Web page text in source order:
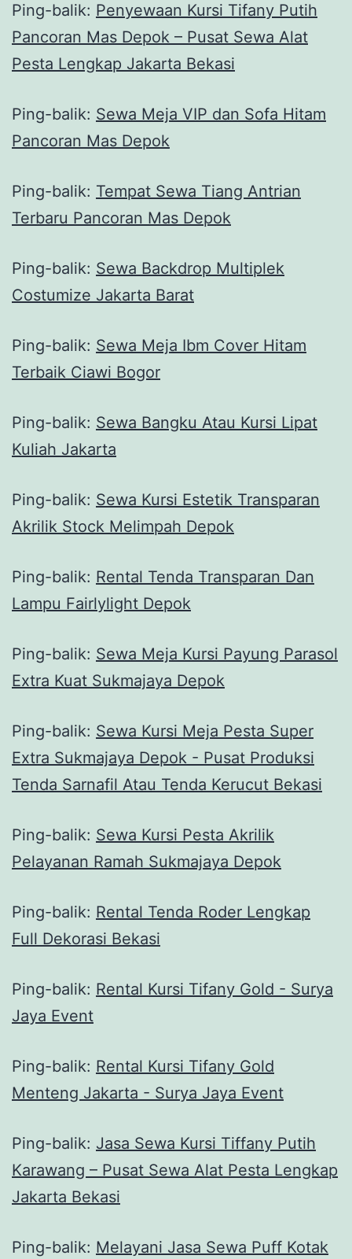
Ping-balik: Penyewaan Kursi Tifany Putih
Pancoran Mas Depok – Pusat Sewa Alat
Pesta Lengkap Jakarta Bekasi
Ping-balik: Sewa Meja VIP dan Sofa Hitam
Pancoran Mas Depok
Ping-balik: Tempat Sewa Tiang Antrian
Terbaru Pancoran Mas Depok
Ping-balik: Sewa Backdrop Multiplek
Costumize Jakarta Barat
Ping-balik: Sewa Meja Ibm Cover Hitam
Terbaik Ciawi Bogor
Ping-balik: Sewa Bangku Atau Kursi Lipat
Kuliah Jakarta
Ping-balik: Sewa Kursi Estetik Transparan
Akrilik Stock Melimpah Depok
Ping-balik: Rental Tenda Transparan Dan
Lampu Fairlylight Depok
Ping-balik: Sewa Meja Kursi Payung Parasol
Extra Kuat Sukmajaya Depok
Ping-balik: Sewa Kursi Meja Pesta Super
Extra Sukmajaya Depok - Pusat Produksi
Tenda Sarnafil Atau Tenda Kerucut Bekasi
Ping-balik: Sewa Kursi Pesta Akrilik
Pelayanan Ramah Sukmajaya Depok
Ping-balik: Rental Tenda Roder Lengkap
Full Dekorasi Bekasi
Ping-balik: Rental Kursi Tifany Gold - Surya
Jaya Event
Ping-balik: Rental Kursi Tifany Gold
Menteng Jakarta - Surya Jaya Event
Ping-balik: Jasa Sewa Kursi Tiffany Putih
Karawang – Pusat Sewa Alat Pesta Lengkap
Jakarta Bekasi
Ping-balik: Melayani Jasa Sewa Puff Kotak